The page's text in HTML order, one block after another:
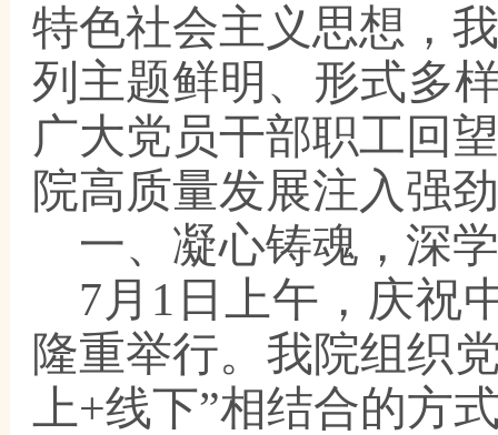
特色社会主义思想，
列主题鲜明、形式多
广大党员干部职工回
院高质量发展注入强
一、凝心铸魂，深
7月1日上午，庆祝
隆重举行。我院组织
上+线下”相结合的方